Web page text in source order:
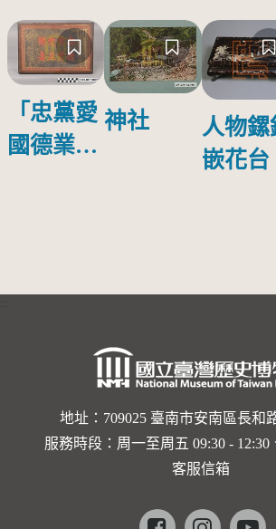
「忠黨愛
國德業並
神社
人物鏍
嵌花台
地址：709025 臺南市安南區長和
服務時段：周一至周五 09:30 - 12:30
客服信箱
Facebookinstagram